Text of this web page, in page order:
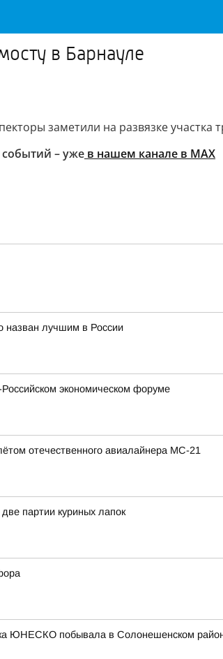
в Барнауле
заметили на развязке
– уже в нашем канале в МАХ
назван лучшим в России
экономическом форуме
отечественного авиалайнера МС-21
партии куриных лапок
ЮНЕСКО побывала в Солонешенском